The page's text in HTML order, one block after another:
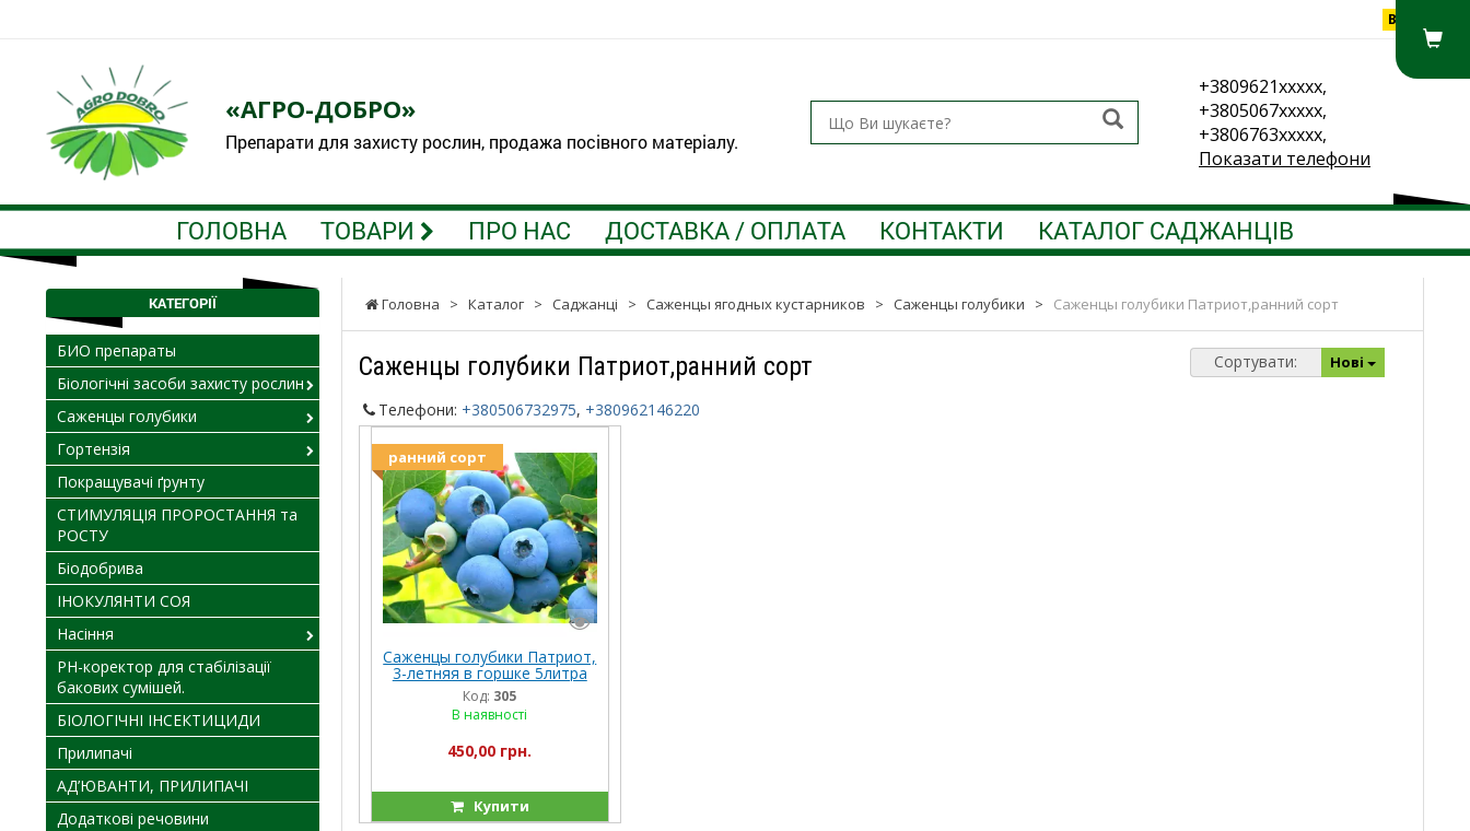
Вхід
«АГРО-ДОБРО»
Препарати для захисту рослин, продажа посівного матеріалу.
+3809621xxxxx,
+3805067xxxxx,
+3806763xxxxx,
Показати телефони
ГОЛОВНА ТОВАРИ ПРО НАС ДОСТАВКА / ОПЛАТА КОНТАКТИ КАТАЛОГ САДЖАНЦІВ
Головна > Каталог > Саджанці > Саженцы ягодных кустарников > Саженцы голубики > Саженцы голубики Патриот,ранний сорт
Саженцы голубики Патриот,ранний сорт Сортувати: Нові
Телефони: +380506732975, +380962146220
ранний сорт
Саженцы голубики Патриот,
3-летняя в горшке 5литра
Код: 305
В наявності
450,00 грн.
Купити
КАТЕГОРІЇ
БИО препараты
Біологічні засоби захисту рослин
Саженцы голубики
Гортензія
Покращувачі ґрунту
СТИМУЛЯЦІЯ ПРОРОСТАННЯ та
РОСТУ
Біодобрива
ІНОКУЛЯНТИ СОЯ
Насіння
PH-коректор для стабілізації
бакових сумішей.
БІОЛОГІЧНІ ІНСЕКТИЦИДИ
Прилипачі
АД’ЮВАНТИ, ПРИЛИПАЧІ
Додаткові речовини